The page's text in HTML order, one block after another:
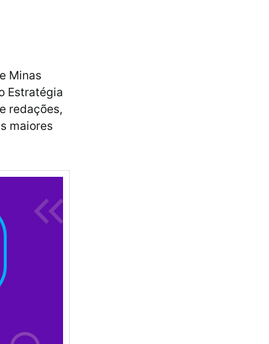
Minas
Estratégia
redações,
maiores